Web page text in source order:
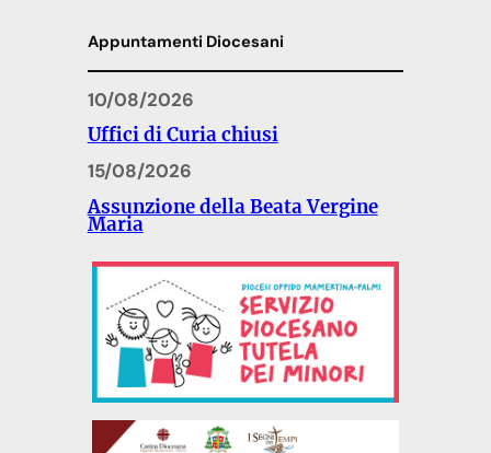
Appuntamenti Diocesani
10/08/2026
Uffici di Curia chiusi
15/08/2026
Assunzione della Beata Vergine
Maria